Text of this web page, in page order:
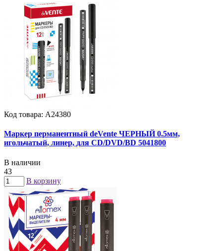
Код товара: А24380
Маркер перманентный deVente ЧЕРНЫЙ 0.5мм,
игольчатый, линер, для CD/DVD/BD 5041800
В наличии
43
В корзину